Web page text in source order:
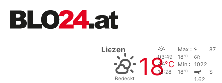
Liezen
Bedeckt 18°C
03:49
18:28
Max :
18°C
Min :
18°C
87
1022
S
1.62